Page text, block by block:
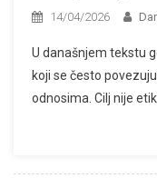
14/04/2026
U današnjem tekstu
koji se često
odnosima. Cilj nije